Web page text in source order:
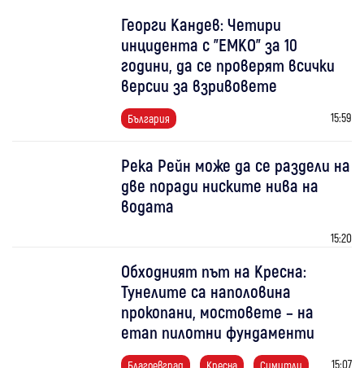
Георги Кандев: Четири
инцидента с "ЕМКО" за 10
години, да се проверят всички
версии за взривовете
България 15:59
Река Рейн може да се раздели на
две поради ниските нива на
водата
15:20
Обходният път на Кресна:
Тунелите са наполовина
прокопани, мостовете – на
етап пилотни фундаменти
15:07